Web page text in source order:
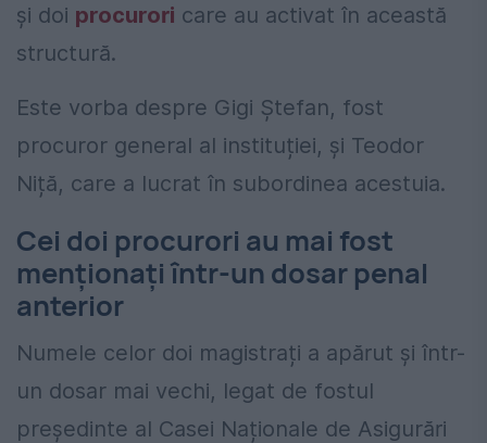
și doi procurori care au activat în această
structură.
Este vorba despre Gigi Ștefan, fost
procuror general al instituției, și Teodor
Niță, care a lucrat în subordinea acestuia.
Cei doi procurori au mai fost
menționați într-un dosar penal
anterior
Numele celor doi magistrați a apărut și într-
un dosar mai vechi, legat de fostul
președinte al Casei Naționale de Asigurări